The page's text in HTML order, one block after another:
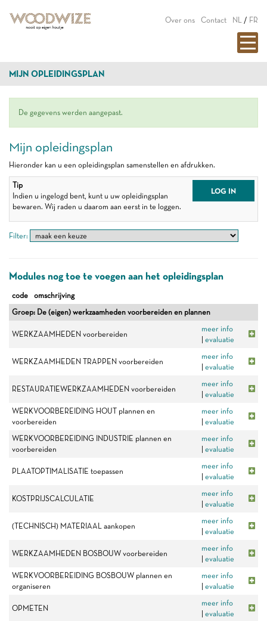
Over ons Contact NL / FR
MIJN OPLEIDINGSPLAN
De gegevens werden aangepast.
Mijn opleidingsplan
Hieronder kan u een opleidingsplan samenstellen en afdrukken.
LOG IN
Tip
Indien u ingelogd bent, kunt u uw opleidingsplan
bewaren. Wij raden u daarom aan eerst in te loggen.
Filter:
Modules nog toe te voegen aan het opleidingsplan
code
omschrijving
Groep: De (eigen) werkzaamheden voorbereiden en plannen
WERKZAAMHEDEN voorbereiden
meer info
evaluatie
WERKZAAMHEDEN TRAPPEN voorbereiden
meer info
evaluatie
RESTAURATIEWERKZAAMHEDEN voorbereiden
meer info
evaluatie
WERKVOORBEREIDING HOUT plannen en
voorbereiden
meer info
evaluatie
WERKVOORBEREIDING INDUSTRIE plannen en
voorbereiden
meer info
evaluatie
PLAATOPTIMALISATIE toepassen
meer info
evaluatie
KOSTPRIJSCALCULATIE
meer info
evaluatie
(TECHNISCH) MATERIAAL aankopen
meer info
evaluatie
WERKZAAMHEDEN BOSBOUW voorbereiden
meer info
evaluatie
WERKVOORBEREIDING BOSBOUW plannen en
organiseren
meer info
evaluatie
OPMETEN
meer info
evaluatie